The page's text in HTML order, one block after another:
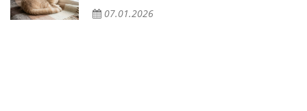
07.01.2026